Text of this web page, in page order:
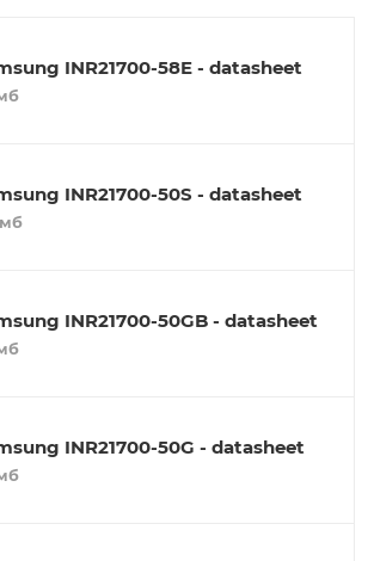
INR21700-58E - datasheet
INR21700-50S - datasheet
INR21700-50GB - datasheet
INR21700-50G - datasheet